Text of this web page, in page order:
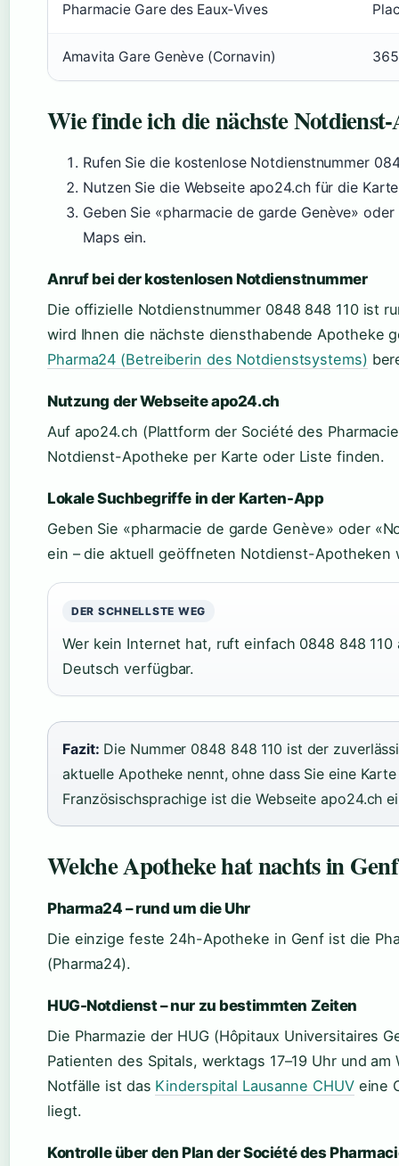
Pharmacie Gare des Eaux‑Vives
Amavita Gare Genève (Cornavin)
Wie finde ich die nächste
Rufen Sie die kostenlose Notdienstnummer
Nutzen Sie die Webseite apo24.ch für die
Geben Sie «pharmacie de garde Genève»
Maps ein.
Anruf bei der kostenlosen Notdienstnummer
Die offizielle Notdienstnummer 0848 848 110 ist
wird Ihnen die nächste diensthabende Apotheke
Pharma24 (Betreiberin des Notdienstsystems)
Nutzung der Webseite apo24.ch
Auf apo24.ch (Plattform der Société des
Notdienst-Apotheke per Karte oder Liste finden.
Lokale Suchbegriffe in der Karten-App
Geben Sie «pharmacie de garde Genève» oder
ein – die aktuell geöffneten Notdienst-Apotheken
DER SCHNELLSTE WEG
Wer kein Internet hat, ruft einfach 0848 848
Deutsch verfügbar.
Fazit: Die Nummer 0848 848 110 ist der
aktuelle Apotheke nennt, ohne dass Sie eine
Französischsprachige ist die Webseite apo24.ch
Welche Apotheke hat nachts in
Pharma24 – rund um die Uhr
Die einzige feste 24h-Apotheke in Genf ist die
(Pharma24).
HUG-Notdienst – nur zu bestimmten Zeiten
Die Pharmazie der HUG (Hôpitaux Universitaires
Patienten des Spitals, werktags 17–19 Uhr und
Notfälle ist das Kinderspital Lausanne CHUVeine
liegt.
Kontrolle über den Plan der Société des